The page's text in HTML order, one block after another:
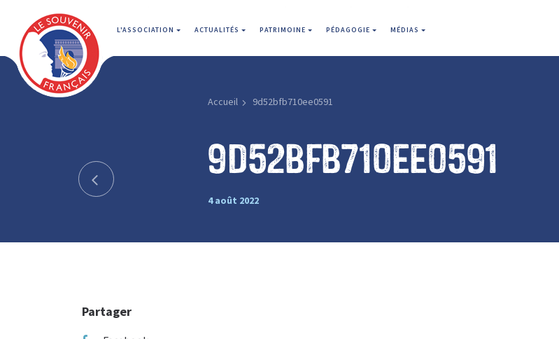
L'ASSOCIATION ACTUALITÉS PATRIMOINE PÉDAGOGIE MÉDIAS
Accueil 9d52bfb710ee0591
9d52bfb710ee0591
4 août 2022
Partager